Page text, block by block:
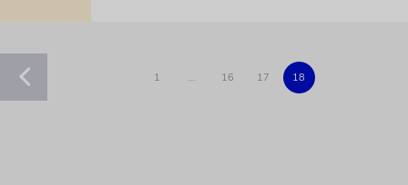
1 … 16 17 18